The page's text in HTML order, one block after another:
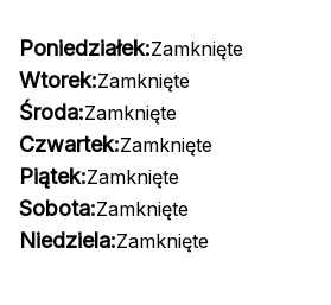
Poniedziałek:Zamknięte
Wtorek:Zamknięte
Środa:Zamknięte
Czwartek:Zamknięte
Piątek:Zamknięte
Sobota:Zamknięte
Niedziela:Zamknięte